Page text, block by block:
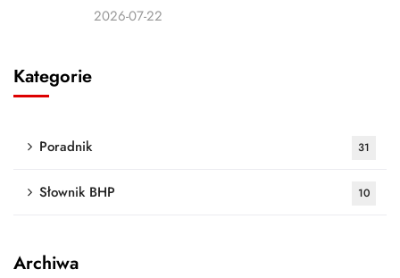
2026-07-22
Kategorie
Poradnik 31
Słownik BHP 10
Archiwa